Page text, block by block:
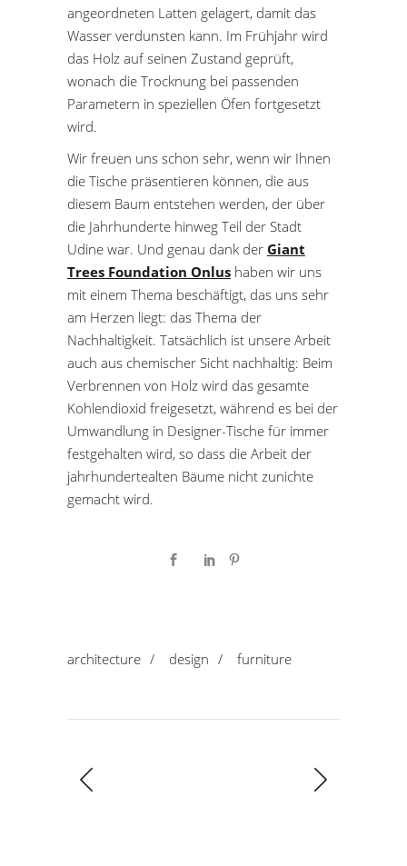
angeordneten Latten gelagert, damit das
Wasser verdunsten kann. Im Frühjahr wird
das Holz auf seinen Zustand geprüft,
wonach die Trocknung bei passenden
Parametern in speziellen Öfen fortgesetzt
wird.
Wir freuen uns schon sehr, wenn wir Ihnen
die Tische präsentieren können, die aus
diesem Baum entstehen werden, der über
die Jahrhunderte hinweg Teil der Stadt
Udine war. Und genau dank der Giant
Trees Foundation Onlus haben wir uns
mit einem Thema beschäftigt, das uns sehr
am Herzen liegt: das Thema der
Nachhaltigkeit. Tatsächlich ist unsere Arbeit
auch aus chemischer Sicht nachhaltig: Beim
Verbrennen von Holz wird das gesamte
Kohlendioxid freigesetzt, während es bei der
Umwandlung in Designer-Tische für immer
festgehalten wird, so dass die Arbeit der
jahrhundertealten Bäume nicht zunichte
gemacht wird.
architecture / design / furniture